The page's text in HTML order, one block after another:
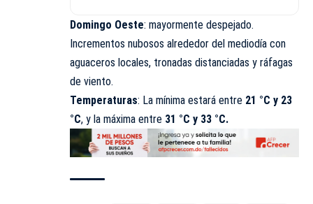
Domingo Oeste: mayormente despejado.
Incrementos nubosos alrededor del mediodía con
aguaceros locales, tronadas distanciadas y ráfagas
de viento.
Temperaturas: La mínima estará entre 21 °C y 23
°C, y la máxima entre 31 °C y 33 °C.